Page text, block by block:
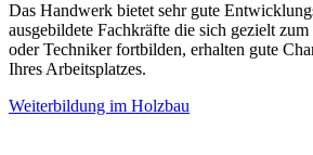
Das Handwerk bietet sehr gute
ausgebildete Fachkräfte die sich gezielt
oder Techniker fortbilden, erhalten gute
Ihres Arbeitsplatzes.
Weiterbildung im Holzbau